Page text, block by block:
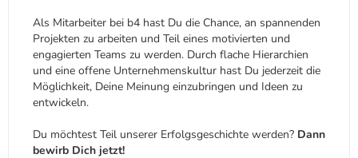
Als Mitarbeiter bei b4 hast Du die Chance, an spannenden
Projekten zu arbeiten und Teil eines motivierten und
engagierten Teams zu werden. Durch flache Hierarchien
und eine offene Unternehmenskultur hast Du jederzeit die
Möglichkeit, Deine Meinung einzubringen und Ideen zu
entwickeln.
Du möchtest Teil unserer Erfolgsgeschichte werden? Dann
bewirb Dich jetzt!